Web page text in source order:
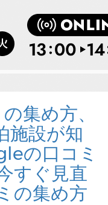
集め方、
施設が知
の口コミ
すぐ見直
の集め方